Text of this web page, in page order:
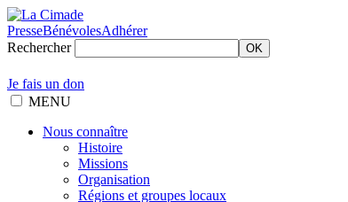
PresseBénévolesAdhérer
Rechercher
OK
Je fais un don
MENU
Nous connaître
Histoire
Missions
Organisation
Régions et groupes locaux